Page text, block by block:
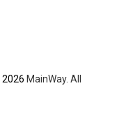
2026 MainWay. All